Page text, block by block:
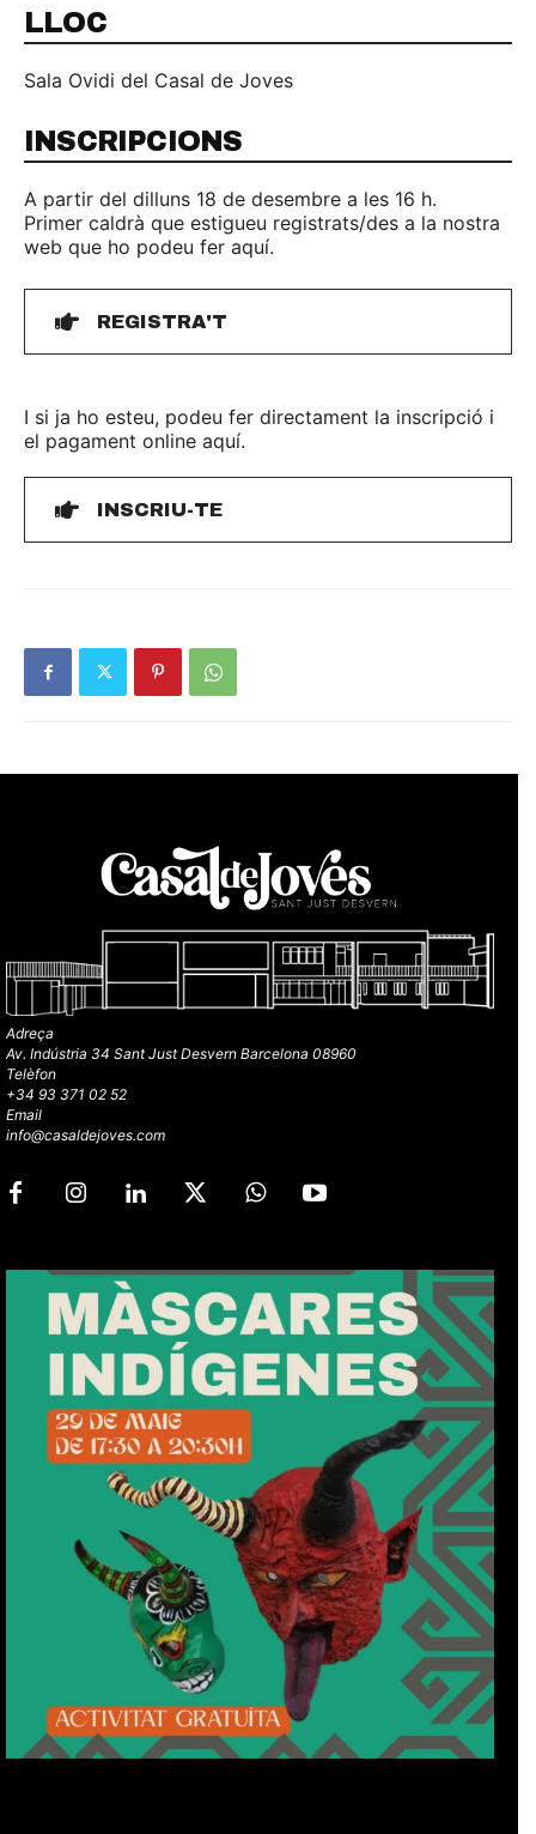
LLOC
Sala Ovidi del Casal de Joves
INSCRIPCIONS
A partir del dilluns 18 de desembre a les 16 h.
Primer caldrà que estigueu registrats/des a la nostra
web que ho podeu fer aquí.
REGISTRA'T
I si ja ho esteu, podeu fer directament la inscripció i
el pagament online aquí.
INSCRIU-TE
Adreça
Av. Indústria 34 Sant Just Desvern Barcelona 08960
Telèfon
+34 93 371 02 52
Email
info@casaldejoves.com